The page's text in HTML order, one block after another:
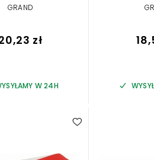
GRAND
zł
W 24H